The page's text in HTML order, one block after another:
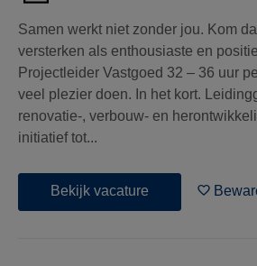
Samen werkt niet zonder jou. Kom
versterken als enthousiaste en
Projectleider Vastgoed 32 – 36 uur
veel plezier doen. In het kort.
renovatie-, verbouw- en
initiatief tot...
Bekijk vacature